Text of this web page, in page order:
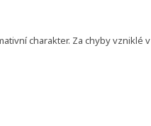
charakter. Za chyby